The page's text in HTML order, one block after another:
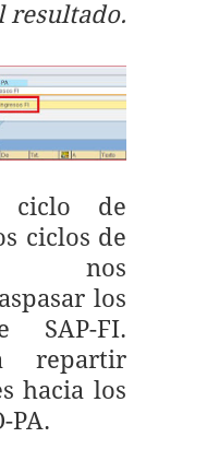
resultado.
ciclo de
ciclos de
nos
los
SAP-FI.
repartir
hacia los
PA.